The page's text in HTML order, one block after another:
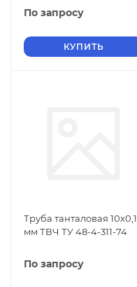
По запросу
КУПИТЬ
Труба танталовая 10х0,1
мм ТВЧ ТУ 48-4-311-74
По запросу